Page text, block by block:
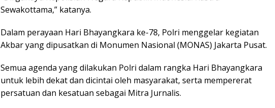
Sewakottama,” katanya.
Dalam perayaan Hari Bhayangkara ke-78, Polri menggelar kegiatan
Akbar yang dipusatkan di Monumen Nasional (MONAS) Jakarta Pusat.
Semua agenda yang dilakukan Polri dalam rangka Hari Bhayangkara
untuk lebih dekat dan dicintai oleh masyarakat, serta mempererat
persatuan dan kesatuan sebagai Mitra Jurnalis.